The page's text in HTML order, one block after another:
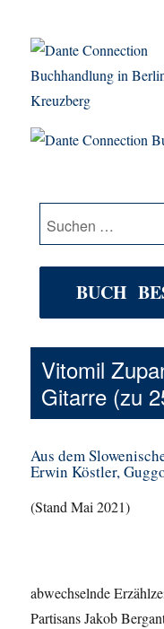
Dante
Suche
nach:
BUCH
Vitomil
Gitarre (zu
Aus dem
Erwin Köstler,
(Stand Mai 2021)
abwechselnde
Partisans Jakob